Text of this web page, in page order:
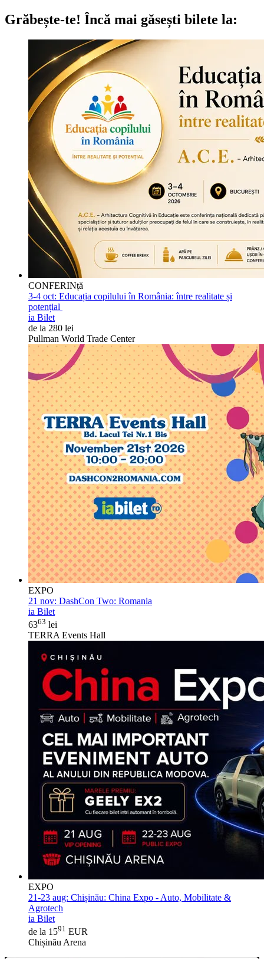
Grăbește-te! Încă mai găsești bilete la:
CONFERINță
3-4 oct: Educația copilului în România: între realitate și
potențial
ia Bilet
de la 280 lei
Pullman World Trade Center
EXPO
21 nov: DashCon Two: Romania
ia Bilet
6363 lei
TERRA Events Hall
EXPO
21-23 aug: Chișinău: China Expo - Auto, Mobilitate &
Agrotech
ia Bilet
de la 1591 EUR
Chișinău Arena